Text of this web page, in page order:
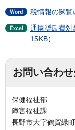
税情報の閲覧
通園奨励費対
15KB）
お問い合わ
保健福祉部
障害福祉課
長野市大字鶴賀緑